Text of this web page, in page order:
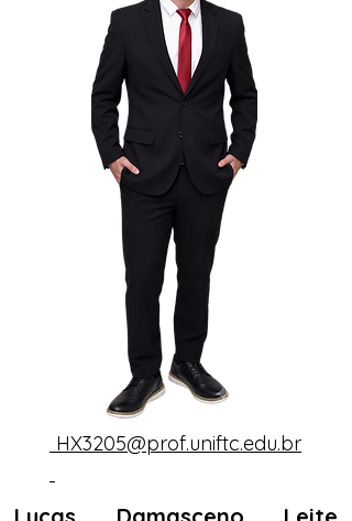
HX3205@prof.uniftc.edu.br